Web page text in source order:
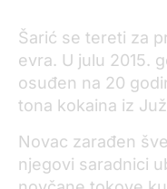
Šarić se tereti za
evra. U julu 2015.
osuđen na 20
tona kokaina iz
Novac zarađen
njegovi saradnici